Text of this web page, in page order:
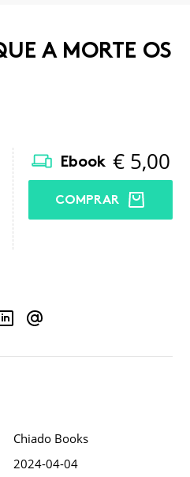
A MORTE OS
Ebook € 5,00
COMPRAR
Email
Chiado Books
2024-04-04